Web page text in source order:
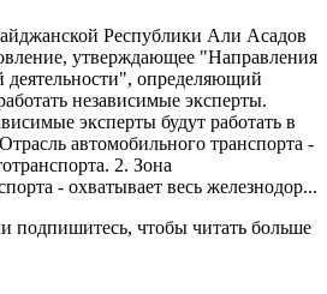
Республики Али Асадов
утверждающее "Направления
деятельности", определяющий
независимые эксперты.
эксперты будут работать в
автомобильного транспорта -
2. Зона
- охватывает весь железнодор...
подпишитесь, чтобы читать больше